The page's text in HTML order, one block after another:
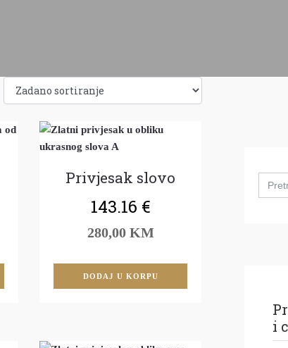
Privjesak slovo
143.16 €
280,00 KM
DODAJ U KORPU
Search
for:
i